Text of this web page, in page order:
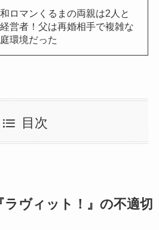
ロマンくるまの両親は2人と
営者！父は再婚相手で複雑な
環境だった
目次
ラヴィット！』の不適切